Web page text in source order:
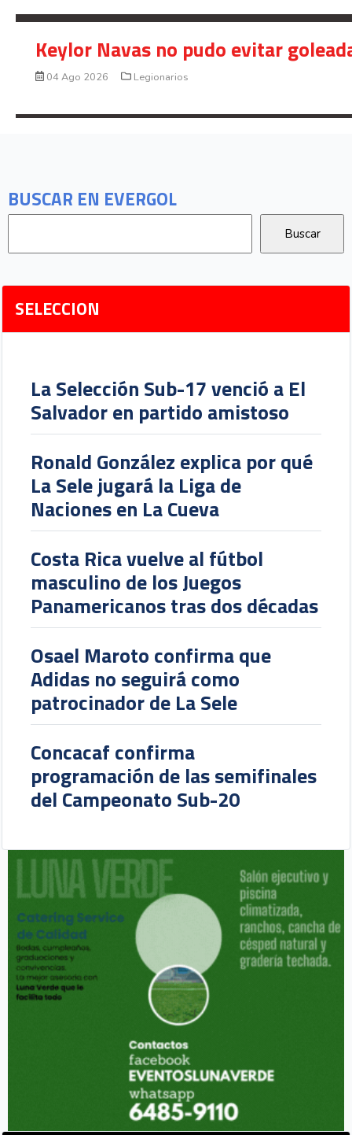
BUSCAR EN EVERGOL
SELECCION
La Selección Sub-17 venció a El
Salvador en partido amistoso
Ronald González explica por qué
La Sele jugará la Liga de
Naciones en La Cueva
Costa Rica vuelve al fútbol
masculino de los Juegos
Panamericanos tras dos décadas
Osael Maroto confirma que
Adidas no seguirá como
patrocinador de La Sele
Concacaf confirma
programación de las semifinales
del Campeonato Sub-20
Keylor Navas no pudo evitar
04 Ago 2026 Legionarios